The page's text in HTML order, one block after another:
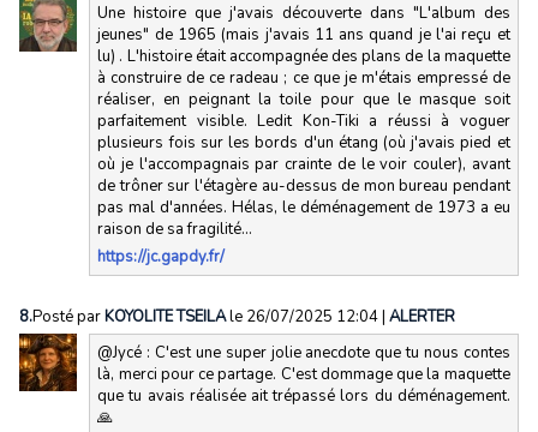
Une histoire que j'avais découverte dans "L'album des
jeunes" de 1965 (mais j'avais 11 ans quand je l'ai reçu et
lu) . L'histoire était accompagnée des plans de la maquette
à construire de ce radeau ; ce que je m'étais empressé de
réaliser, en peignant la toile pour que le masque soit
parfaitement visible. Ledit Kon-Tiki a réussi à voguer
plusieurs fois sur les bords d'un étang (où j'avais pied et
où je l'accompagnais par crainte de le voir couler), avant
de trôner sur l'étagère au-dessus de mon bureau pendant
pas mal d'années. Hélas, le déménagement de 1973 a eu
raison de sa fragilité...
https://jc.gapdy.fr/
8.Posté parKOYOLITE TSEILAle 26/07/2025 12:04| ALERTER
@Jycé : C'est une super jolie anecdote que tu nous contes
là, merci pour ce partage. C'est dommage que la maquette
que tu avais réalisée ait trépassé lors du déménagement.
🙏